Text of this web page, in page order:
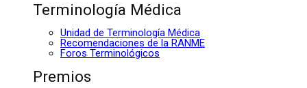
Terminología Médica
Unidad de Terminología Médica
Recomendaciones de la RANME
Foros Terminológicos
Premios